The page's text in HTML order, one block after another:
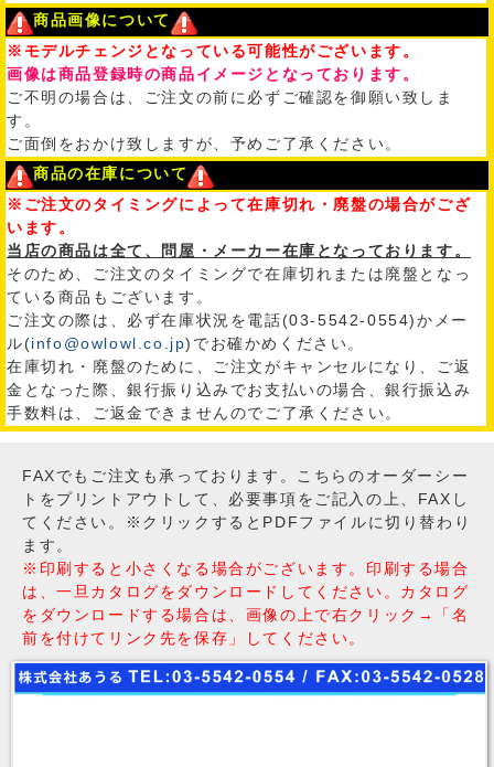
商品画像について
※モデルチェンジとなっている可能性がございます。
画像は商品登録時の商品イメージとなっております。
ご不明の場合は、ご注文の前に必ずご確認を御願い致しま
す。
ご面倒をおかけ致しますが、予めご了承ください。
商品の在庫について
※ご注文のタイミングによって在庫切れ・廃盤の場合がござ
います。
当店の商品は全て、問屋・メーカー在庫となっております。
そのため、ご注文のタイミングで在庫切れまたは廃盤となっ
ている商品もございます。
ご注文の際は、必ず在庫状況を電話(03-5542-0554)かメー
ル(info@owlowl.co.jp)でお確かめください。
在庫切れ・廃盤のために、ご注文がキャンセルになり、ご返
金となった際、銀行振り込みでお支払いの場合、銀行振込み
手数料は、ご返金できませんのでご了承ください。
FAXでもご注文も承っております。こちらのオーダーシー
トをプリントアウトして、必要事項をご記入の上、FAXし
てください。※クリックするとPDFファイルに切り替わり
ます。
※印刷すると小さくなる場合がございます。印刷する場合
は、一旦カタログをダウンロードしてください。カタログ
をダウンロードする場合は、画像の上で右クリック→「名
前を付けてリンク先を保存」してください。